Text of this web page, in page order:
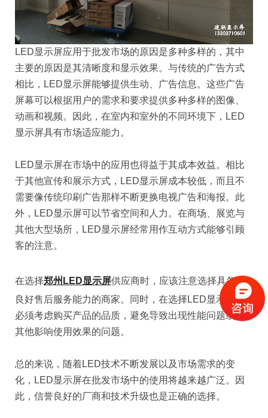
LED显示屏应用于批发市场的原因是多种多样的，其中
主要的原因是其清晰度和显示效果。与传统的广告方式
相比，LED显示屏能够提供生动、广告信息。这些广告
屏幕可以根据用户的需求和要求提供多种多样的图像、
动画和视频。因此，在室内和室外的不同环境下，LED
显示屏具有市场适应能力。
LED显示屏在市场中的应用也得益于其成本效益。相比
于其他宣传和展示方式，LED显示屏成本较低，而且不
需要像传统印刷广告那样不断更换电视广告和海报。此
外，LED显示屏可以节省空间和人力。在商场、展览与
其他大型场所，LED显示屏经常用作互动方式能够引顾
客的注意。
在选择郑州LED显示屏供应商时，应该注意选择具备服
良好售后服务能力的商家。同时，在选择LED显示屏时
必须考虑购买产品的品质，避免导致出现性能问题或者
其他影响使用效果的问题。
总的来说，随着LED技术不断发展以及市场需求的变
化，LED显示屏在批发市场中的使用将越来越广泛。因
此，信誉良好的厂商和技术升级也是正确的选择。